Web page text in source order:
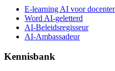
E-learning AI voor
Word AI-geletterd
AI-Beleidsregisseur
AI-Ambassadeur
Kennisbank